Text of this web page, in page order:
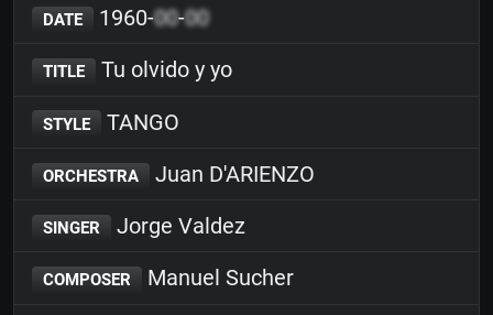
DATE 1960-00-00
TITLE Tu olvido y yo
STYLE TANGO
ORCHESTRA Juan D'ARIENZO
SINGER Jorge Valdez
COMPOSER Manuel Sucher